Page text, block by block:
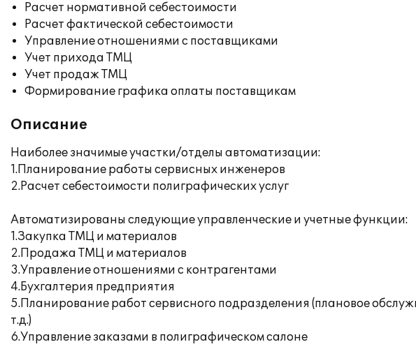
Расчет нормативной себестоимости
Расчет фактической себестоимости
Управление отношениями с поставщиками
Учет прихода ТМЦ
Учет продаж ТМЦ
Формирование графика оплаты поставщикам
Описание
Наиболее значимые участки/отделы автоматизации:
1.Планирование работы сервисных инженеров
2.Расчет себестоимости полиграфических услуг
Автоматизированы следующие управленческие и учетные функции:
1.Закупка ТМЦ и материалов
2.Продажа ТМЦ и материалов
3.Управление отношениями с контрагентами
4.Бухгалтерия предприятия
5.Планирование работ сервисного подразделения (плановое
т.д.)
6.Управление заказами в полиграфическом салоне